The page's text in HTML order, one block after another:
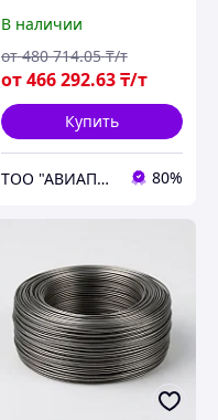
В наличии
от466 292.63₸/т
от 480 714.05 ₸/т
Купить
ТОО "АВИАПРОМСТАЛЬ" 80%